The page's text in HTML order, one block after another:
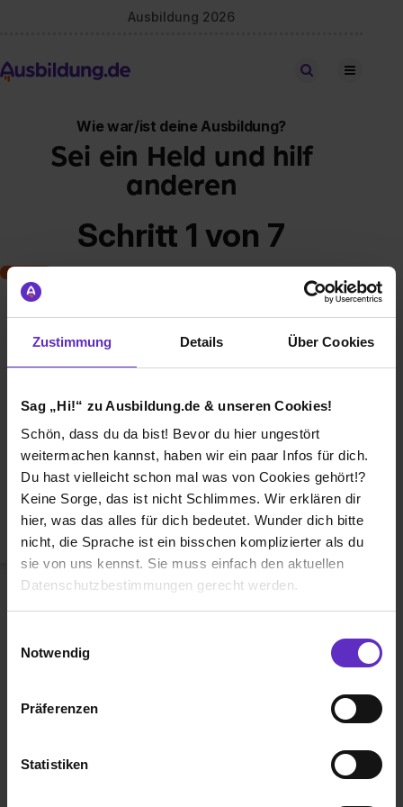
Zustimmung Details Über Cookies
Sag „Hi!“ zu Ausbildung.de & unseren Cookies!
Schön, dass du da bist! Bevor du hier ungestört
weitermachen kannst, haben wir ein paar Infos für dich.
Du hast vielleicht schon mal was von Cookies gehört!?
Keine Sorge, das ist nicht Schlimmes. Wir erklären dir
hier, was das alles für dich bedeutet. Wunder dich bitte
nicht, die Sprache ist ein bisschen komplizierter als du
sie von uns kennst. Sie muss einfach den aktuellen
Datenschutzbestimmungen gerecht werden.
Benutzung der Webseite getroffenen Einstellungen zu
Webseite zu analysieren („Statistiken“), um
Informationen zu deiner Verwendung unserer Website an
Notwendig
Präferenzen
Statistiken
Ausbildung 2026
Stellen finden
Wie war/ist deine Ausbildung?
Sei ein Held und hilf
anderen
Schritt 1 von 7
Klassische duale Berufsausbildung
Weiterbildung
Betriebsinterne Ausbildung
Abiturientenprogramm
Weiter zu Schritt 2
Studiumund